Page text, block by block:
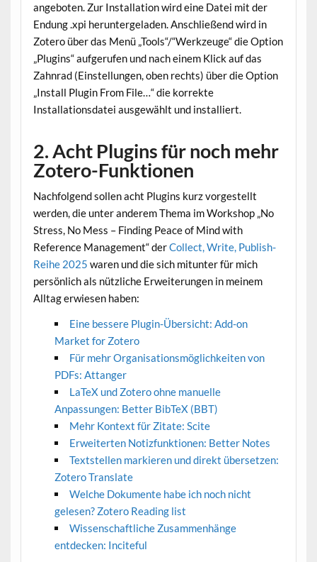
angeboten. Zur Installation wird eine Datei mit der
Endung .xpi heruntergeladen. Anschließend wird in
Zotero über das Menü „Tools“/“Werkzeuge“ die Option
„Plugins“ aufgerufen und nach einem Klick auf das
Zahnrad (Einstellungen, oben rechts) über die Option
„Install Plugin From File…“ die korrekte
Installationsdatei ausgewählt und installiert.
2. Acht Plugins für noch mehr
Zotero-Funktionen
Nachfolgend sollen acht Plugins kurz vorgestellt
werden, die unter anderem Thema im Workshop „No
Stress, No Mess – Finding Peace of Mind with
Reference Management“ derCollect, Write, Publish-
Reihe 2025 waren und die sich mitunter für mich
persönlich als nützliche Erweiterungen in meinem
Alltag erwiesen haben:
Eine bessere Plugin-Übersicht: Add-on
Market for Zotero
Für mehr Organisationsmöglichkeiten von
PDFs: Attanger
LaTeX und Zotero ohne manuelle
Anpassungen: Better BibTeX (BBT)
Mehr Kontext für Zitate: Scite
Erweiterten Notizfunktionen: Better Notes
Textstellen markieren und direkt übersetzen:
Zotero Translate
Welche Dokumente habe ich noch nicht
gelesen? Zotero Reading list
Wissenschaftliche Zusammenhänge
entdecken: Inciteful